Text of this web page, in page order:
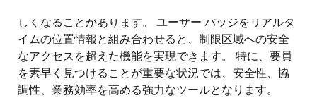
しくなることがあります。 ユーザー バッジをリアルタ
イムの位置情報と組み合わせると、制限区域への安全
なアクセスを超えた機能を実現できます。 特に、要員
を素早く見つけることが重要な状況では、安全性、協
調性、業務効率を高める強力なツールとなります。